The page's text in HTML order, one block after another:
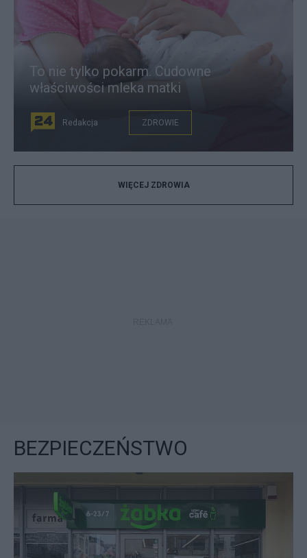
To nie tylko pokarm. Cudowne
właściwości mleka matki
Redakcja ZDROWIE
WIĘCEJ ZDROWIA
BEZPIECZEŃSTWO